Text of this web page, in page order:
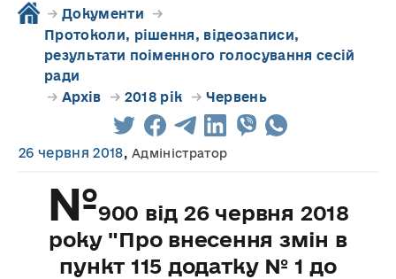
→ Документи →
Протоколи, рішення, відеозаписи,
результати поіменного голосування сесій
ради
→ Архів → 2018 рік → Червень
26 червня 2018,Адміністратор
№900 від 26 червня 2018
року "Про внесення змін в
пункт 115 додатку № 1 до